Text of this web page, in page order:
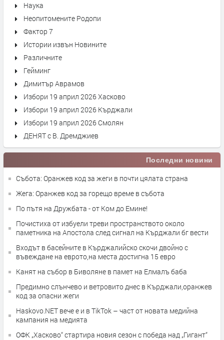
Наука
Неопитомените Родопи
Фактор 7
Истории извън Новините
Различните
Гейминг
Димитър Аврамов
Избори 19 април 2026 Хасково
Избори 19 април 2026 Кърджали
Избори 19 април 2026 Смолян
ДЕНЯТ с В. Дремджиев
Последни новини
Събота: Оранжев код за жеги в почти цялата страна
Жега: Оранжев код за горещо време в събота
По пътя на Дружбата - от Ком до Емине!
Почистиха от избуели треви пространството около
паметника на Апостола след сигнал на Кърджали бг вести
Входът в басейните в Кърджалийско скочи двойно с
въвеждане на еврото,на места достигна 15 евро
Канят на събор в Биволяне в памет на Елмалъ баба
Предимно слънчево и ветровито днес в Кърджали,оранжев
код за опасни жеги
Haskovo.NET вече е и в TikTok – част от новата медийна
кампания на медията
ОФК „Хасково“ стартира новия сезон с победа над „Гигант“